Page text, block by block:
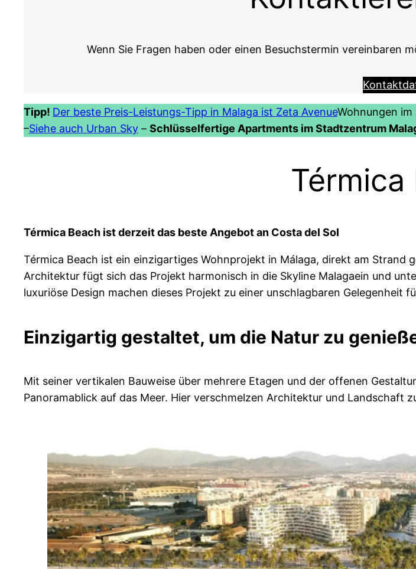
Wenn Sie Fragen haben oder einen Besuchstermin vereinbaren
Tipp! Der beste Preis-Leistungs-Tipp in Malaga ist Zeta AvenueWohnungen
–Siehe auch Urban Sky – Schlüsselfertige Apartments im Stadtzentrum
Térmica
Térmica Beach ist derzeit das beste Angebot an Costa del Sol
Térmica Beach ist ein einzigartiges Wohnprojekt in Málaga, direkt am Strand
Architektur fügt sich das Projekt harmonisch in die Skyline Malagaein und
luxuriöse Design machen dieses Projekt zu einer unschlagbaren Gelegenheit
Einzigartig gestaltet, um die Natur zu
Mit seiner vertikalen Bauweise über mehrere Etagen und der offenen
Panoramablick auf das Meer. Hier verschmelzen Architektur und Landschaft